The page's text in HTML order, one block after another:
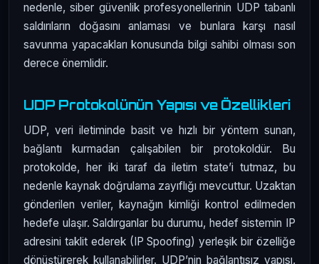
nedenle, siber güvenlik profesyonellerinin UDP tabanlı
saldırıların doğasını anlaması ve bunlara karşı nasıl
savunma yapacakları konusunda bilgi sahibi olması son
derece önemlidir.
UDP Protokolünün Yapısı ve Özellikleri
UDP, veri iletiminde basit ve hızlı bir yöntem sunan,
bağlantı kurmadan çalışabilen bir protokoldür. Bu
protokolde, her iki taraf da iletim state’i tutmaz, bu
nedenle kaynak doğrulama zayıflığı mevcuttur. Uzaktan
gönderilen veriler, kaynağın kimliği kontrol edilmeden
hedefe ulaşır. Saldırganlar bu durumu, hedef sistemin IP
adresini taklit ederek (IP Spoofing) yerleşik bir özelliğe
dönüştürerek kullanabilirler. UDP’nin bağlantısız yapısı,